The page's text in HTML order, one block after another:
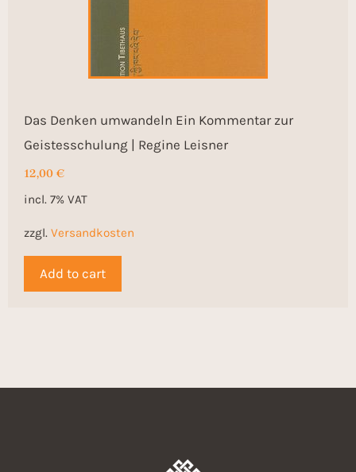
Das Denken umwandeln Ein Kommentar zur
Geistesschulung | Regine Leisner
12,00€
incl. 7% VAT
zzgl. Versandkosten
Add to cart